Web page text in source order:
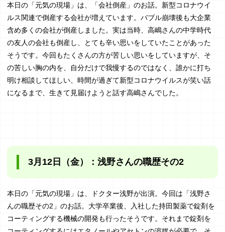
本日の「元気の現場」は、「会社倒産」のお話。新型コロナウイ
ルス関連で倒産する会社が増えています。バブル崩壊後も大企業
含め多くの会社が倒産しました。実は当時、高嶋さんの中学時代
の友人の会社も倒産し、とても辛い思いをしていたことがあった
そうです。今回もたくさんの方が苦しい思いをしていますが、そ
の苦しい胸の内を、自分だけで我慢するのではなく、誰かに打ち
明け相談してほしい、時間が過ぎて新型コロナウイルスが笑い話
になるまで、生きて見届けようと話す高嶋さんでした。
3月12日（金）：浅野さんの職歴その2
本日の「元気の現場」は、ドクター浅野が出演。今回は「浅野さ
んの職歴その2」のお話。大学卒業後、入社した持田製薬で錠剤を
コーティングする機械の開発も行ったそうです。それまで錠剤を